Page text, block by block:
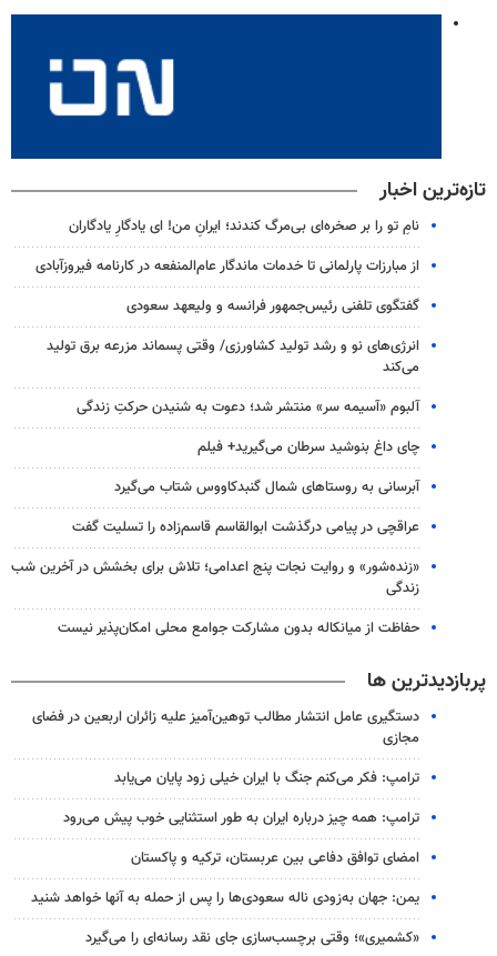
تازه‌ترین اخبار
نامِ تو را بر صخره‌ای بی‌مرگ کندند؛ ایرانِ من! ای یادگارِ یادگاران
از مبارزات پارلمانی تا خدمات ماندگار عام‌المنفعه در کارنامه فیروزآبادی
گفتگوی تلفنی رئیس‌جمهور فرانسه و ولیعهد سعودی
انرژی‌های نو و رشد تولید کشاورزی/ وقتی پسماند مزرعه‌ برق تولید
می‌کند
آلبوم «آسیمه سر» منتشر شد؛ دعوت به شنیدن حرکتِ زندگی
چای داغ بنوشید سرطان می‌گیرید+ فیلم
آبرسانی به روستاهای شمال گنبدکاووس شتاب می‌گیرد
عراقچی در پیامی درگذشت ابوالقاسم قاسم‌زاده را تسلیت گفت
«زنده‌شور» و روایت نجات پنج اعدامی؛ تلاش برای بخشش در آخرین شب
زندگی
حفاظت از میانکاله بدون مشارکت جوامع محلی امکان‌پذیر نیست
پربازدیدترین ها
دستگیری عامل انتشار مطالب توهین‌آمیز علیه زائران اربعین در فضای
مجازی
ترامپ: فکر می‌کنم جنگ با ایران خیلی زود پایان می‌یابد
ترامپ: همه چیز درباره ایران به طور استثنایی خوب پیش می‌رود
امضای توافق دفاعی بین عربستان، ترکیه و پاکستان
یمن: جهان به‌زودی ناله سعودی‌ها را پس از حمله به آنها خواهد شنید
«کشمیری»؛ وقتی برچسب‌سازی جای نقد رسانه‌ای را می‌گیرد